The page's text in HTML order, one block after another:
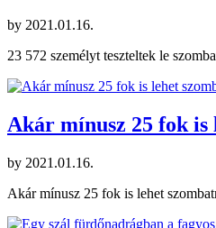
by 2021.01.16.
23 572 személyt teszteltek le
Akár mínusz 25 fok
by 2021.01.16.
Akár mínusz 25 fok is lehet